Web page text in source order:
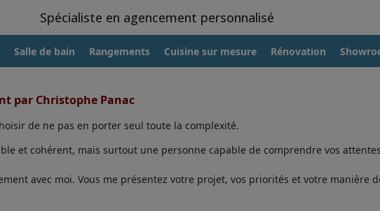
Spécialiste en agencement personnalisé
Salle de bain Rangements Cuisine sur mesure Rénovation
par Christophe Panac
de ne pas en porter seul toute la complexité.
et cohérent, mais surtout une personne capable de comprendre vos
avec moi. Vous me présentez votre projet, vos priorités et votre manière